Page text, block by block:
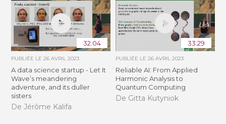
32:04
PUBLIÉE LE26 AVRIL 2023
A data science startup - Let It
Wave’s meandering
adventure, and its duller
sisters
De Jérôme Kalifa
33:29
PUBLIÉE LE 26 AVRIL 2023
Reliable AI: From Applied
Harmonic Analysis to
Quantum Computing
De Gitta Kutyniok